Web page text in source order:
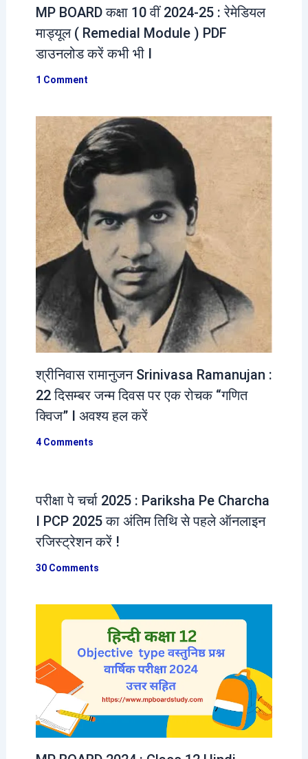
MP BOARD कक्षा 10 वीं 2024-25 : रेमेडियल
माड्यूल ( Remedial Module ) PDF
डाउनलोड करें कभी भी I
1 Comment
श्रीनिवास रामानुजन Srinivasa Ramanujan :
22 दिसम्बर जन्म दिवस पर एक रोचक “गणित
क्विज” I अवश्य हल करें
4 Comments
परीक्षा पे चर्चा 2025 : Pariksha Pe Charcha
I PCP 2025 का अंतिम तिथि से पहले ऑनलाइन
रजिस्ट्रेशन करें !
30 Comments